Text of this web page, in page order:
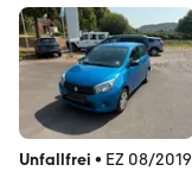
Unfallfrei • EZ 08/2019